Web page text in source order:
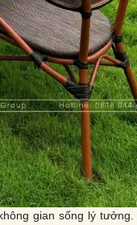
gian sống lý